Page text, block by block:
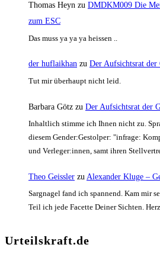
Thomas Heyn zu DMDKM009 Die
zum ESC
Das muss ya ya ya heissen ..
der huflaikhan zu Der Aufsichtsrat
Tut mir überhaupt nicht leid.
Barbara Götz zu Der Aufsichtsrat der
Inhaltlich stimme ich Ihnen nicht zu.
diesem Gender:Gestolper: "infrage:
und Verleger:innen, samt ihren
Theo Geissler zu Alexander Kluge –
Sargnagel fand ich spannend. Kam mir
Teil ich jede Facette Deiner Sichten.
Urteilskraft.de